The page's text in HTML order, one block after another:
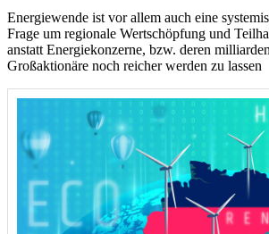
Energiewende ist vor allem auch eine
Frage um regionale Wertschöpfung und
anstatt Energiekonzerne, bzw. deren
Großaktionäre noch reicher werden zu lassen